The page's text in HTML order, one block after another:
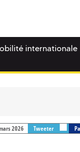
internationale
2026 Tweeter